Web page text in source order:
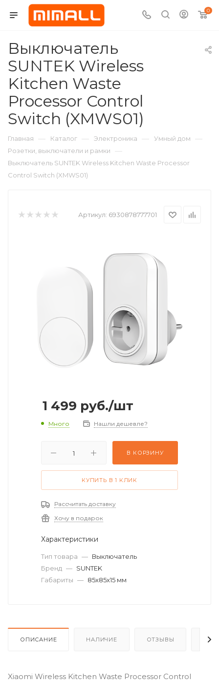
0
Выключатель
SUNTEK Wireless
Kitchen Waste
Processor Control
Switch (XMWS01)
Главная — Каталог — Электроника — Умный дом —
Розетки, выключатели и рамки —
Выключатель SUNTEK Wireless Kitchen Waste Processor
Control Switch (XMWS01)
Артикул: 6930878777701
1 499 руб./шт
Много Нашли дешевле?
В КОРЗИНУ
КУПИТЬ В 1 КЛИК
Рассчитать доставку
Хочу в подарок
Характеристики
Тип товара — Выключатель
Бренд — SUNTEK
Габариты — 85х85х15 мм
ОПИСАНИЕ НАЛИЧИЕ ОТЗЫВЫ
Xiaomi Wireless Kitchen Waste Processor Control